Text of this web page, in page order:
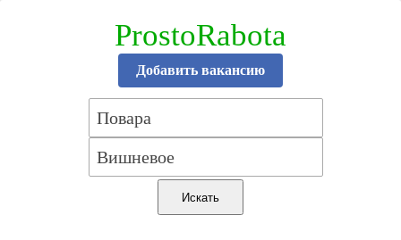
ProstoRabota
Добавить вакансию